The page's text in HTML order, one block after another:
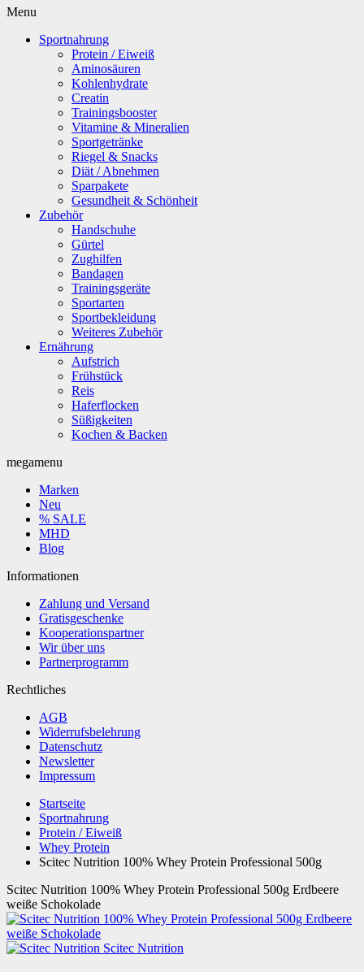
Menu
Sportnahrung
Protein / Eiweiß
Aminosäuren
Kohlenhydrate
Creatin
Trainingsbooster
Vitamine & Mineralien
Sportgetränke
Riegel & Snacks
Diät / Abnehmen
Sparpakete
Gesundheit & Schönheit
Zubehör
Handschuhe
Gürtel
Zughilfen
Bandagen
Trainingsgeräte
Sportarten
Sportbekleidung
Weiteres Zubehör
Ernährung
Aufstrich
Frühstück
Reis
Haferflocken
Süßigkeiten
Kochen & Backen
megamenu
Marken
Neu
% SALE
MHD
Blog
Informationen
Zahlung und Versand
Gratisgeschenke
Kooperationspartner
Wir über uns
Partnerprogramm
Rechtliches
AGB
Widerrufsbelehrung
Datenschutz
Newsletter
Impressum
Startseite
Sportnahrung
Protein / Eiweiß
Whey Protein
Scitec Nutrition 100% Whey Protein Professional 500g
Scitec Nutrition 100% Whey Protein Professional 500g Erdbeere
weiße Schokolade
Scitec Nutrition